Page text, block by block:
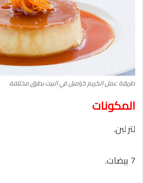
طريقة عمل الكريم كراميل في البيت بطرق مختلفة
المكونات
لتر لبن.
7 بيضات.